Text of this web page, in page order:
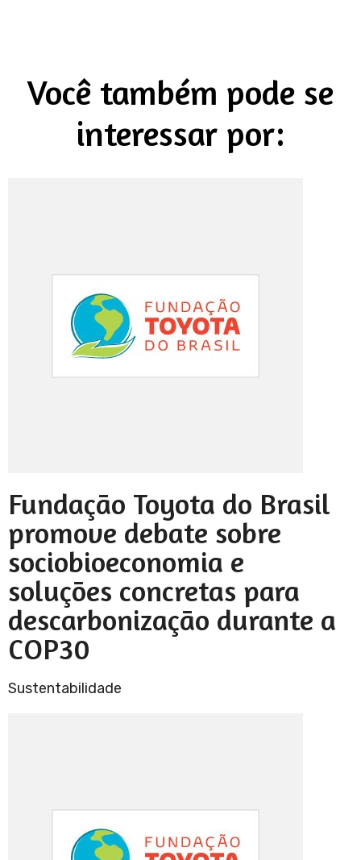
Você também pode se
interessar por:
Fundação Toyota do Brasil
promove debate sobre
sociobioeconomia e
soluções concretas para
descarbonização durante a
COP30
Sustentabilidade